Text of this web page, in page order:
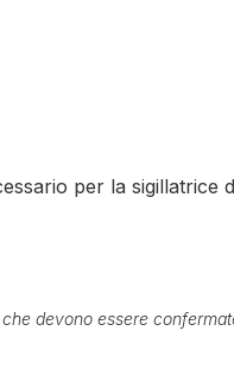
per la sigillatrice
devono essere